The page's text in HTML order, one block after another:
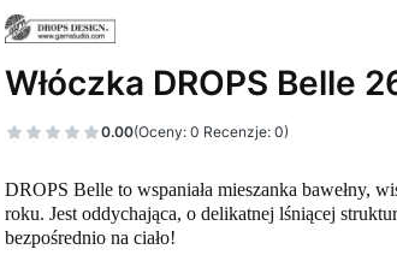
Włóczka DROPS Belle
0.00(Oceny: 0 Recenzje: 0)
DROPS Belle to wspaniała mieszanka bawełny,
roku. Jest oddychająca, o delikatnej lśniącej
bezpośrednio na ciało!